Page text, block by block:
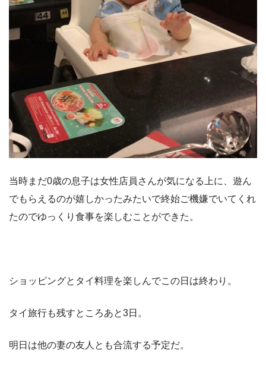
当時まだ0歳の息子は女性店員さんが気になる上に、遊ん
でもらえるのが嬉しかったみたいで終始ご機嫌でいてくれ
たのでゆっくり食事を楽しむことができた。
ショッピングとタイ料理を楽しんでこの日は終わり。
タイ旅行も残すところあと3日。
明日は他の妻の友人とも合流する予定だ。